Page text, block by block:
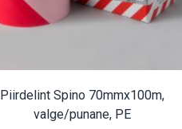
Piirdelint Spino 70mmx100m,
valge/punane, PE